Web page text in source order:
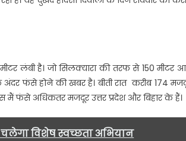
लंबी है। जो सिलक्यारा की तरफ से 150 मीटर
फंसे होने की खबर है। बीती रात करीब 174
फंसे अधिकतर मजदूर उत्तर प्रदेश और बिहार के हैं।
विशेष स्वच्छता अभियान